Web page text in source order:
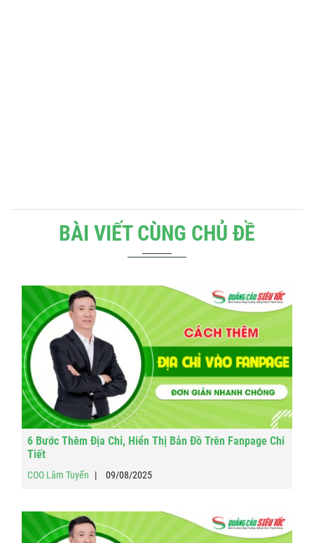
BÀI VIẾT CÙNG CHỦ ĐỀ
6 Bước Thêm Địa Chỉ, Hiển Thị Bản Đồ Trên Fanpage Chi
Tiết
COO Lâm Tuyến 09/08/2025